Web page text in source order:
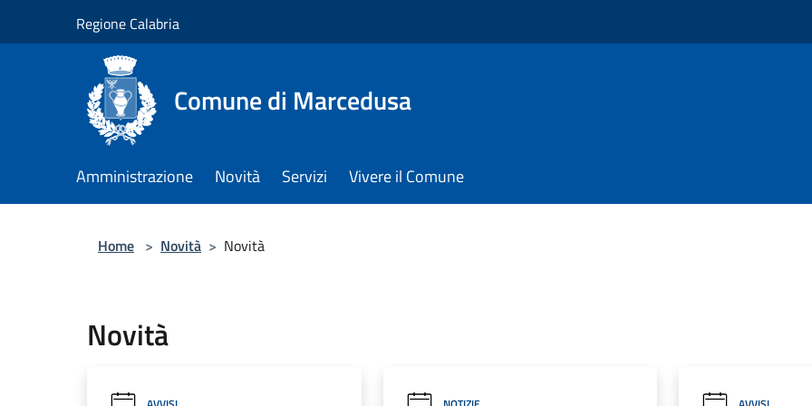
Regione Calabria
Comune di Marcedusa
Amministrazione Novità Servizi Vivere il Comune
Home > Novità > Novità
Novità